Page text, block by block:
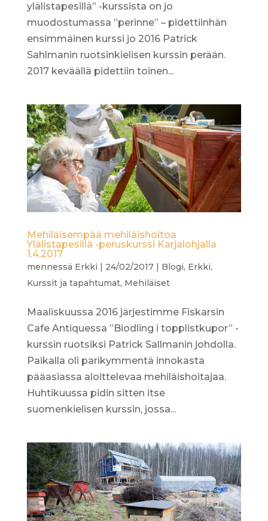
ylälistapesillä” -kurssista on jo
muodostumassa ”perinne” – pidettiinhän
ensimmäinen kurssi jo 2016 Patrick
Sahlmanin ruotsinkielisen kurssin perään.
2017 keväällä pidettiin toinen...
Mehiläisempää mehiläishoitoa
Ylälistapesillä -peruskurssi Karjalohjalla
1.4.2017
mennessä Erkki | 24/02/2017| Blogi, Erkki,
Kurssit ja tapahtumat, Mehiläiset
Maaliskuussa 2016 järjestimme Fiskarsin
Cafe Antiquessa ”Biodling i topplistkupor” -
kurssin ruotsiksi Patrick Sallmanin johdolla.
Paikalla oli parikymmentä innokasta
pääasiassa aloittelevaa mehiläishoitajaa.
Huhtikuussa pidin sitten itse
suomenkielisen kurssin, jossa...